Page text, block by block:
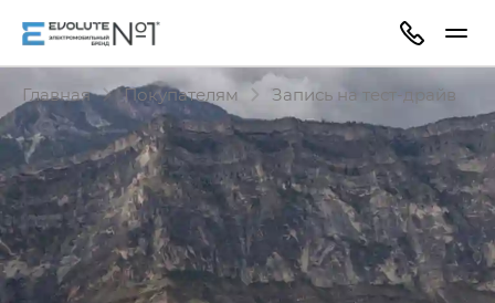
Главная Покупателям Запись на тест-драйв